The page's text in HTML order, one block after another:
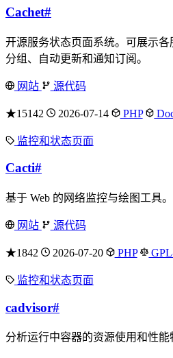
Cachet#
开源服务状态页面系统。可展示
分组、自动更新和通知订阅。
网站 源代码
★15142 2026-07-14 PHP
监控和状态页面
Cacti#
基于 Web 的网络监控与绘图工具。
网站 源代码
★1842 2026-07-20 PHP
监控和状态页面
cadvisor#
分析运行中容器的资源使用和性能